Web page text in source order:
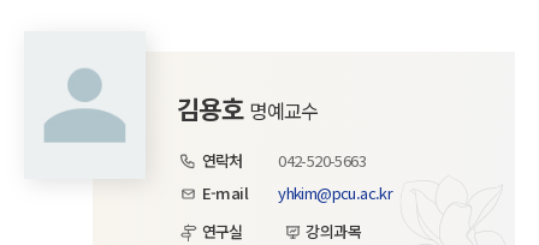
김용호 명예교수
연락처
042-520-5663
E-mail
yhkim@pcu.ac.kr
연구실
강의과목